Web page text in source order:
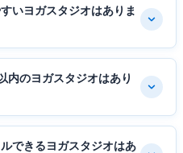
いヨガスタジオはありま
内のヨガスタジオはあり
できるヨガスタジオはあ